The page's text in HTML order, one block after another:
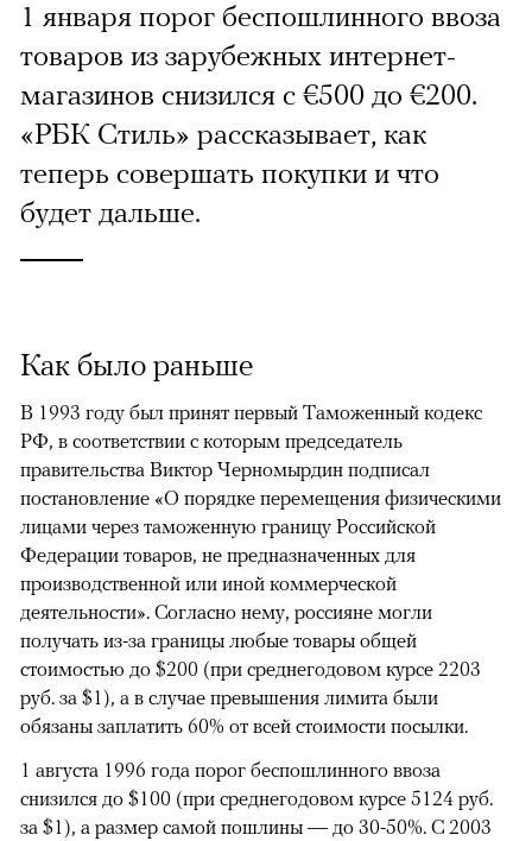
1 января порог беспошлинного ввоза
товаров из зарубежных интернет-
магазинов снизился с €500 до €200.
«РБК Стиль» рассказывает, как
теперь совершать покупки и что
будет дальше.
Как было раньше
В 1993 году был принят первый Таможенный кодекс
РФ, в соответствии с которым председатель
правительства Виктор Черномырдин подписал
постановление «О порядке перемещения физическими
лицами через таможенную границу Российской
Федерации товаров, не предназначенных для
производственной или иной коммерческой
деятельности». Согласно нему, россияне могли
получать из-за границы любые товары общей
стоимостью до $200 (при среднегодовом курсе 2203
руб. за $1), а в случае превышения лимита были
обязаны заплатить 60% от всей стоимости посылки.
1 августа 1996 года порог беспошлинного ввоза
снизился до $100 (при среднегодовом курсе 5124 руб.
за $1), а размер самой пошлины — до 30-50%. С 2003